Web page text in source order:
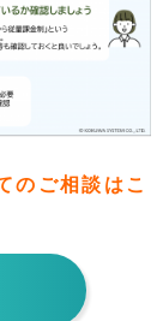
のご相談はこ